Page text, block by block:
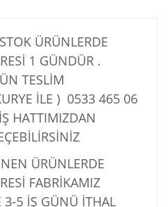
ÜRÜNLERDE
1 GÜNDÜR .
TESLİM
İLE ) 0533 465 06
HATTIMIZDAN
ÜRÜNLERDE
FABRİKAMIZ
3-5 İŞ GÜNÜ İTHAL